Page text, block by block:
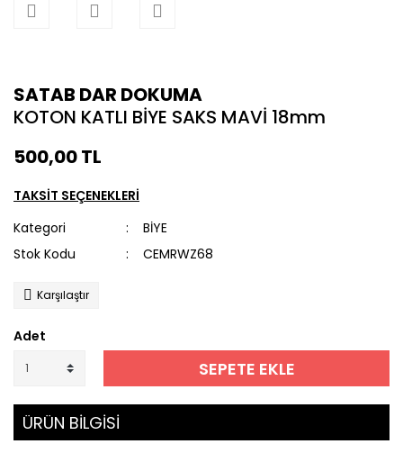
SATAB DAR DOKUMA
KOTON KATLI BİYE SAKS MAVİ 18mm
500,00 TL
TAKSİT SEÇENEKLERİ
Kategori
BİYE
Stok Kodu
CEMRWZ68
Karşılaştır
Adet
SEPETE EKLE
ÜRÜN BİLGİSİ